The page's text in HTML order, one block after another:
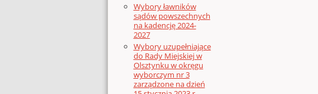
Wybory ławników
sądów powszechnych
na kadencję 2024-
2027
Wybory uzupełniające
do Rady Miejskiej w
Olsztynku w okręgu
wyborczym nr 3
zarządzone na dzień